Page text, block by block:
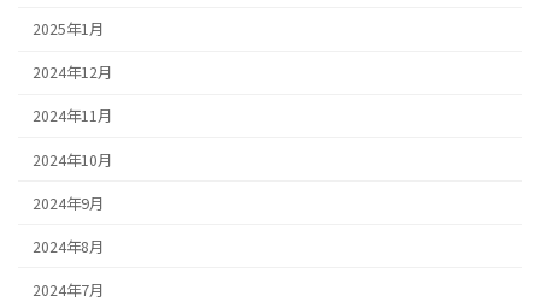
2025年1月
2024年12月
2024年11月
2024年10月
2024年9月
2024年8月
2024年7月